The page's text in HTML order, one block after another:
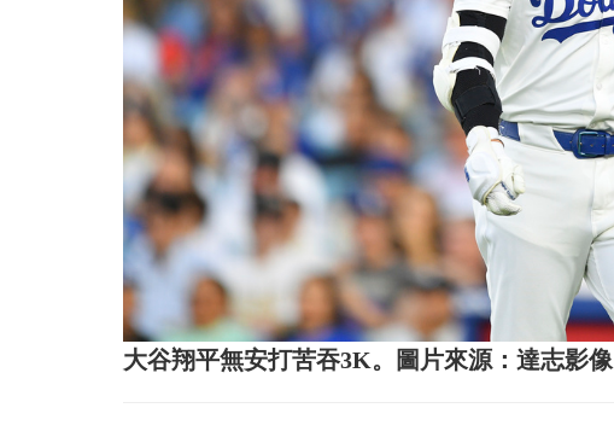
大谷翔平無安打苦吞3K。圖片來源：達志影像